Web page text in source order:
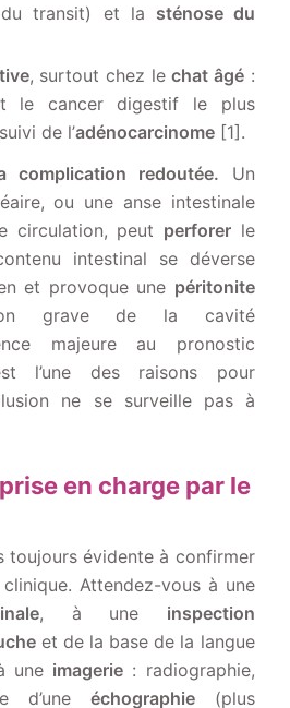
du transit) et la sténose du
, surtout chez lechat âgé:
le cancer digestif le plus
de l’adénocarcinome [1].
redoutée. Un
ou une anse intestinale
circulation, peut perforerle
intestinal se déverse
et provoque une péritonite
grave de la cavité
majeure au pronostic
l’une des raisons pour
ne se surveille pas à
en charge par le
toujours évidente à confirmer
Attendez-vous à une
, à une inspection
et de la base de la langue
une imagerie : radiographie,
d’une échographie(plus